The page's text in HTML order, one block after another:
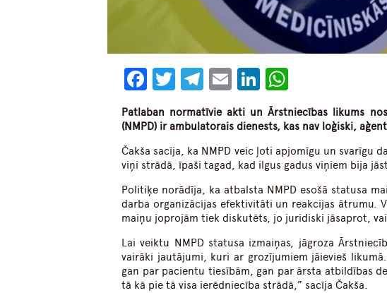
Facebook
Twitter
Telegram
EmailLinkedIn
Patlaban normatīvie akti un Ārstniecības likums
(NMPD) ir ambulatorais dienests, kas nav loģiski,
Čakša sacīja, ka NMPD veic ļoti apjomīgu un svarīgu
viņi strādā, īpaši tagad, kad ilgus gadus viņiem bija
Politiķe norādīja, ka atbalsta NMPD esošā statusa
darba organizācijas efektivitāti un reakcijas ātrumu.
maiņu joprojām tiek diskutēts, jo juridiski jāsaprot,
Lai veiktu NMPD statusa izmaiņas, jāgroza
vairāki jautājumi, kuri ar grozījumiem jāievieš
gan par pacientu tiesībām, gan par ārsta atbildības
tā kā pie tā visa ierēdniecība strādā,” sacīja Čakša.